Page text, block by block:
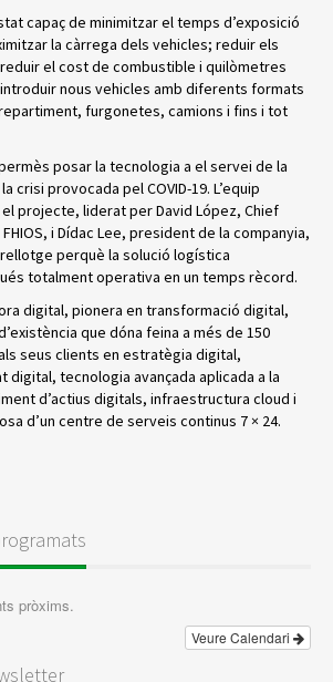
capaç de minimitzar el temps d’exposició
la càrrega dels vehicles; reduir els
el cost de combustible i quilòmetres
nous vehicles amb diferents formats
furgonetes, camions i fins i tot
posar la tecnologia a el servei de la
crisi provocada pel COVID-19. L’equip
projecte, liderat per David López, Chief
i Dídac Lee, president de la companyia,
perquè la solució logística
totalment operativa en un temps rècord.
digital, pionera en transformació digital,
que dóna feina a més de 150
seus clients en estratègia digital,
digital, tecnologia avançada aplicada a la
d’actius digitals, infraestructura cloud i
d’un centre de serveis continus 7 × 24.
pròxims.
Veure Calendari